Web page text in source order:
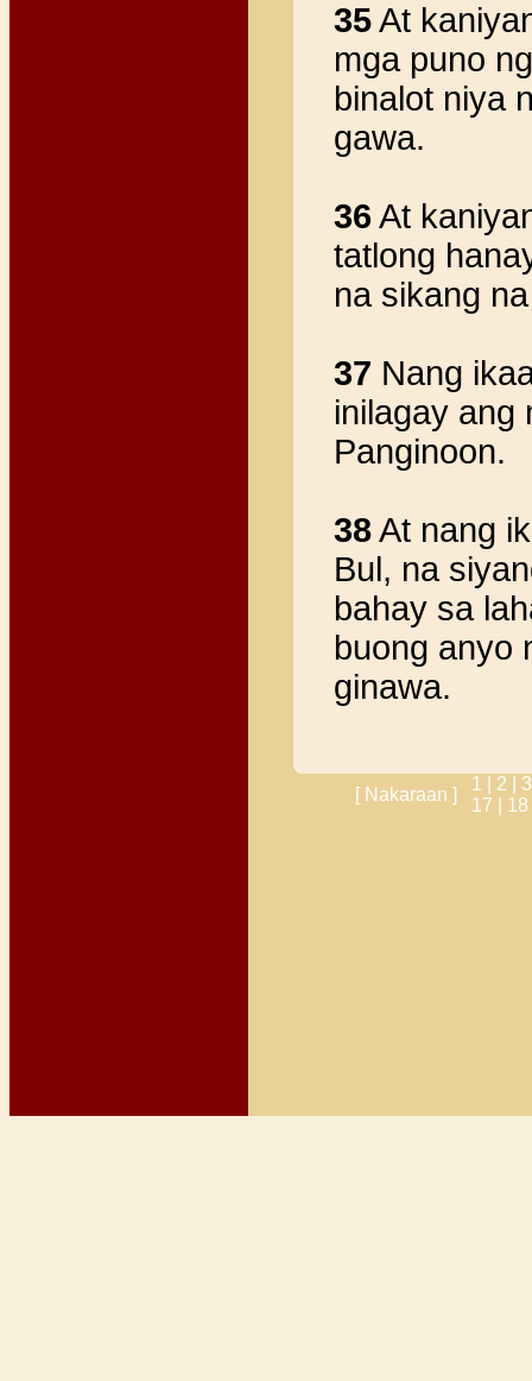
35At
mga puno
binalot niya
gawa.
36 At
tatlong
na sikang
37 Nang
inilagay ang
Panginoon.
38At nang
Bul, na
bahay sa
buong anyo
ginawa.
[ Nakaraan ]
1 | 2 |
17 |